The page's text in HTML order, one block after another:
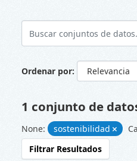
Ordenar por
1 conjunto de
None: sostenibilidad
Filtrar Resultados